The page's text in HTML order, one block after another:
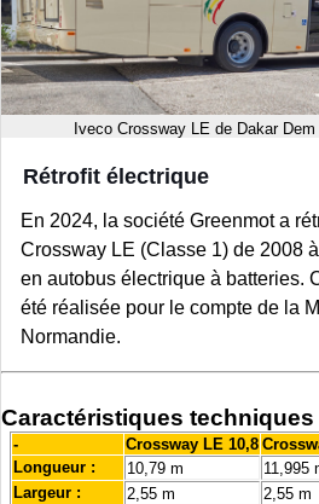
Iveco Crossway LE de Dakar
Rétrofit électrique
En 2024, la société Greenmot a
Crossway LE (Classe 1) de 2008
en autobus électrique à batteries.
été réalisée pour le compte de la
Normandie.
Caractéristiques techniques
- Crossway LE 10,8
Longueur :
10,79 m 11,995
Largeur :
2,55 m 2,55 m